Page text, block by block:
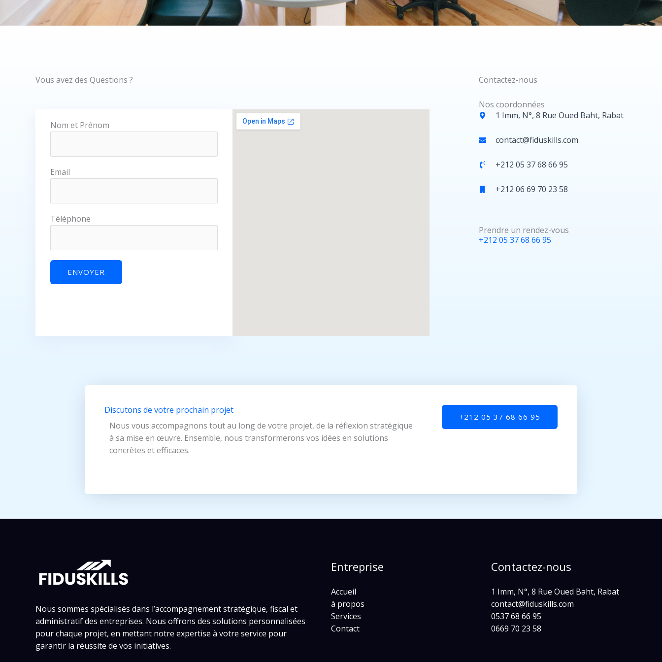
Vous avez des Questions ?
Nom et Prénom
Email
Téléphone
Contactez-nous
Nos coordonnées
1 Imm, N°, 8 Rue Oued Baht, Rabat
contact@fiduskills.com
+212 05 37 68 66 95
+212 06 69 70 23 58
Prendre un rendez-vous
+212 05 37 68 66 95
Discutons de votre prochain projet
Nous vous accompagnons tout au long de votre projet, de la réflexion stratégique
à sa mise en œuvre. Ensemble, nous transformerons vos idées en solutions
concrètes et efficaces.
+212 05 37 68 66 95
Nous sommes spécialisés dans l’accompagnement stratégique, fiscal et
administratif des entreprises. Nous offrons des solutions personnalisées
pour chaque projet, en mettant notre expertise à votre service pour
garantir la réussite de vos initiatives.
Entreprise
Accueil
à propos
Services
Contact
Contactez-nous
1 Imm, N°, 8 Rue Oued Baht, Rabat
contact@fiduskills.com
0537 68 66 95
0669 70 23 58